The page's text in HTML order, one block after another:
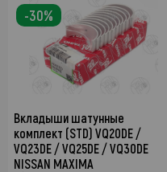
Вкладыши шатунные
комплект (STD) VQ20DE /
VQ23DE / VQ25DE / VQ30DE
NISSAN MAXIMA
-30%